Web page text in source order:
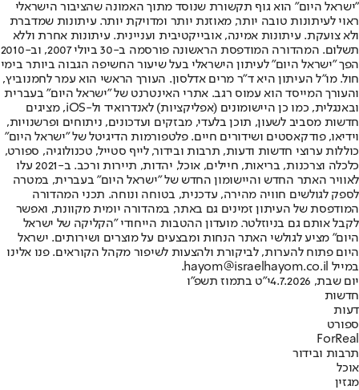
"ישראל היום" הוא גוף תקשורת שנוסד מתוך האמונה שהציבור הישראלי
ראוי לעיתונות טובה יותר, מאוזנת יותר ומדויקת יותר. עיתונות שמדברת
ולא צועקת. עיתונות אמינה, אובייקטיבית ועניינית. עיתונות אחרת וללא
תשלום. המהדורה המודפסת הראשונה פורסמה ב-30 ביולי 2007, וב-2010
הפך "ישראל היום" לעיתון הישראלי בעל שיעור החשיפה הגבוה ביותר בימי
חול. מו"ל העיתון היא ד"ר מרים אדלסון. העורך הראשי הוא עמר לחמנוביץ,
והעורך המייסד הוא עמוס רגב. אתרי האינטרנט של "ישראל היום" בעברית
ובאנגלית, כמו כן היישומונים (אפליקציות) לאנדרואיד ול-iOS, מציגים
חדשות מסביב לשעון, תוכן בלעדי, מבזקים ועדכונים, ניתוחים ופרשנויות,
וידיאו, פודקאסטים ושידורים חיים. פלטפורמות הדיגיטל של "ישראל היום"
כוללות ערוצי חדשות ודעות, תרבות ובידור, לייף סטייל, טכנולוגיה, ספורט,
כלכלה וצרכנות, בריאות, חיילים, אוכל, יהדות, תיירות ורכב. ב-2021 עלו
לאוויר האתר החדש והיישומון החדש של "ישראל היום" בעברית, במטרה
לספק לגולשים חוויה מהירה, עדכנית, בטוחה ונוחה. תכני המהדורה
המודפסת של העיתון זמינים גם באתר, במהדורה יומית מקוונת, ואפשר
לקבל אותם גם בניוזלטר. מועדון ההטבות הייחודי "הקליקה של ישראל
היום" מציע לגולשי האתר הנחות ומבצעים על מוצרים ושירותים. ישראל
היום פתוח להערות, לביקורת ולהצעות לשיפור מקהל הקוראים. פנו אלינו
במייל hayom@israelhayom.co.il.
יום שבת, 4.7.2026
י"ט בתמוז תשפ"ו
חדשות
דעות
ספורט
ForReal
תרבות ובידור
אוכל
מגזין